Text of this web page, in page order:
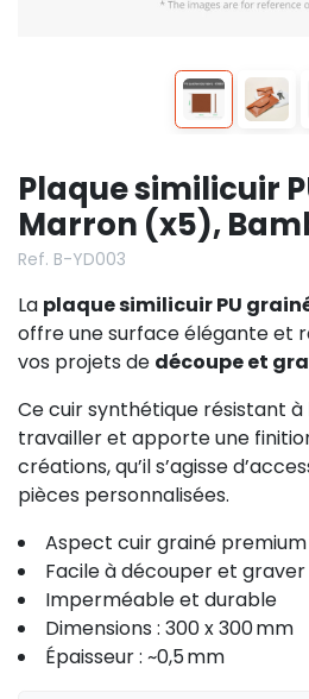
Plaque similicuir
Marron (x5),
Ref. B-YD003
La plaque similicuir PU
offre une surface élégante et
vos projets de découpe et
Ce cuir synthétique résistant à
travailler et apporte une
créations, qu’il s’agisse
pièces personnalisées.
Aspect cuir grainé premium
Facile à découper et graver
Imperméable et durable
Dimensions : 300 x 300 mm
Épaisseur : ~0,5 mm